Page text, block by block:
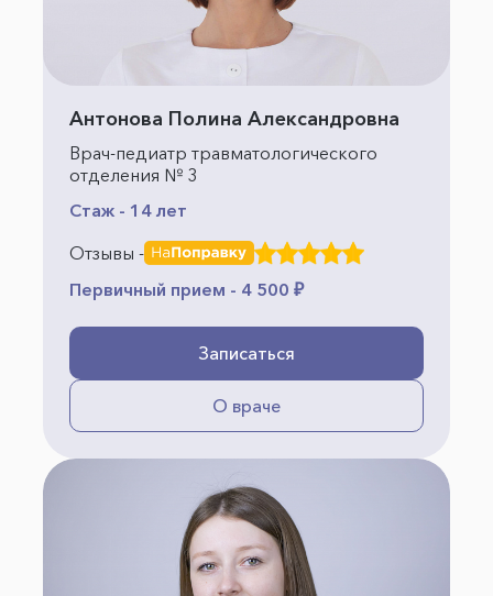
Антонова Полина Александровна
Врач-педиатр травматологического
отделения № 3
Стаж - 14 лет
Отзывы -
Первичный прием - 4 500 ₽
Записаться
О враче